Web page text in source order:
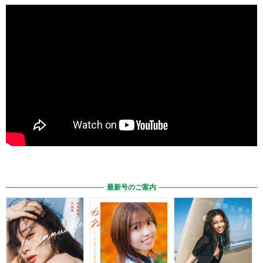
最新号のご案内